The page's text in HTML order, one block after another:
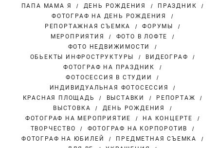
ПАПА МАМА Я
ДЕНЬ РОЖДЕНИЯ
ПРАЗДНИК
ФОТОГРАФ НА ДЕНЬ РОЖДЕНИЯ
РЕПОРТАЖНАЯ СЪЕМКА
ФОРУМЫ
МЕРОПРИЯТИЯ
ФОТО В ЛОФТЕ
ФОТО НЕДВИЖИМОСТИ
ОБЬЕКТЫ ИНФРОСТРУКТУРЫ
ВИДЕОГРАФ
ФОТОГРАФ НА ПРАЗДНИК
ФОТОСЕССИЯ В СТУДИИ
ИНДИВИДУАЛЬНАЯ ФОТОСЕССИЯ
КРАСНАЯ ПЛОЩАДЬ
ВЫСТАВКИ
РЕПОРТАЖ
ВЫСТОВКА
ДЕНЬ РОЖДЕНИЯ
ФОТОГРАФ НА МЕРОПРИЯТИЕ
НА КОНЦЕРТЕ
ТВОРЧЕСТВО
ФОТОГРАФ НА КОРПОРОТИВ
ФОТОГРАФ НА ЮБИЛЕЙ
ПРЕДМЕТНАЯ СЪЕМКА